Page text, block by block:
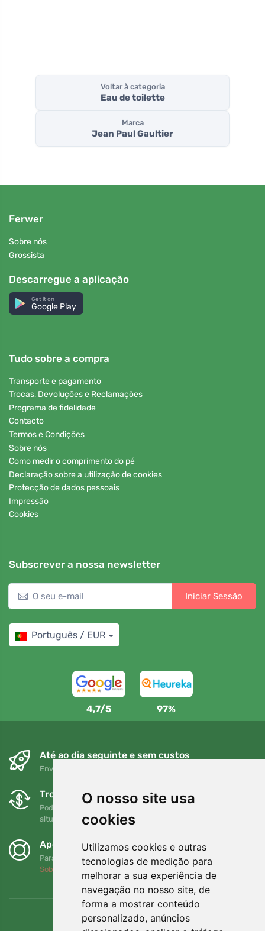
O nosso site usa
cookies
Utilizamos cookies e outras
tecnologias de medição para
melhorar a sua experiência de
navegação no nosso site, de
forma a mostrar conteúdo
personalizado, anúncios
Voltar à categoria
Eau de toilette
Marca
Jean Paul Gaultier
Ferwer
Sobre nós
Grossista
Descarregue a aplicação
Get it on
Google Play
Tudo sobre a compra
Transporte e pagamento
Trocas, Devoluções e Reclamações
Programa de fidelidade
Contacto
Termos e Condições
Sobre nós
Como medir o comprimento do pé
Declaração sobre a utilização de cookies
Protecção de dados pessoais
Impressão
Cookies
Subscrever a nossa newsletter
Iniciar Sessão
Português / EUR
4,7/5 97%
Até ao dia seguinte e sem custos
Envio gratuito para encomendas superiores a 80 EUR
Trocas e devoluções gratuitas
Pode devolver ou trocar a sua encomenda em qualquer
altura no prazo de 90 dias
Apoiamos a Trees.org
Para cada encomenda plantamos uma árvore! Leia mais
Sobre nós